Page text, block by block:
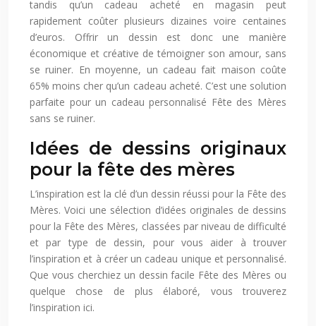
tandis qu’un cadeau acheté en magasin peut
rapidement coûter plusieurs dizaines voire centaines
d’euros. Offrir un dessin est donc une manière
économique et créative de témoigner son amour, sans
se ruiner. En moyenne, un cadeau fait maison coûte
65% moins cher qu’un cadeau acheté. C’est une solution
parfaite pour un cadeau personnalisé Fête des Mères
sans se ruiner.
Idées de dessins originaux
pour la fête des mères
L’inspiration est la clé d’un dessin réussi pour la Fête des
Mères. Voici une sélection d’idées originales de dessins
pour la Fête des Mères, classées par niveau de difficulté
et par type de dessin, pour vous aider à trouver
l’inspiration et à créer un cadeau unique et personnalisé.
Que vous cherchiez un dessin facile Fête des Mères ou
quelque chose de plus élaboré, vous trouverez
l’inspiration ici.